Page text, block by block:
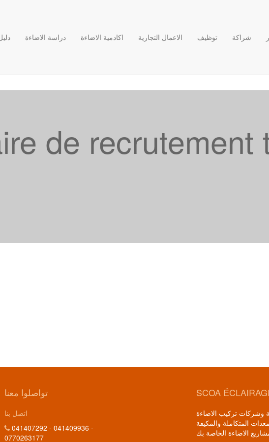
دراسة الاضاءة اكادمية الاضاءة الاعمال التجارية توظيف شراكة
de recrutement
تواصلوا معنا
اتصل بنا
041407292 - 041409936 -
0770263177
SCOA
وشركات تركيب الاضاءة
المتكاملة والمكيفة
الاضاءة الخاصة بك